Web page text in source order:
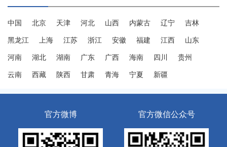
中国 北京 天津 河北 山西 内蒙古 辽宁 吉林
黑龙江 上海 江苏 浙江 安徽 福建 江西 山东
河南 湖北 湖南 广东 广西 海南 四川 贵州
云南 西藏 陕西 甘肃 青海 宁夏 新疆
官方微博 官方微信公众号